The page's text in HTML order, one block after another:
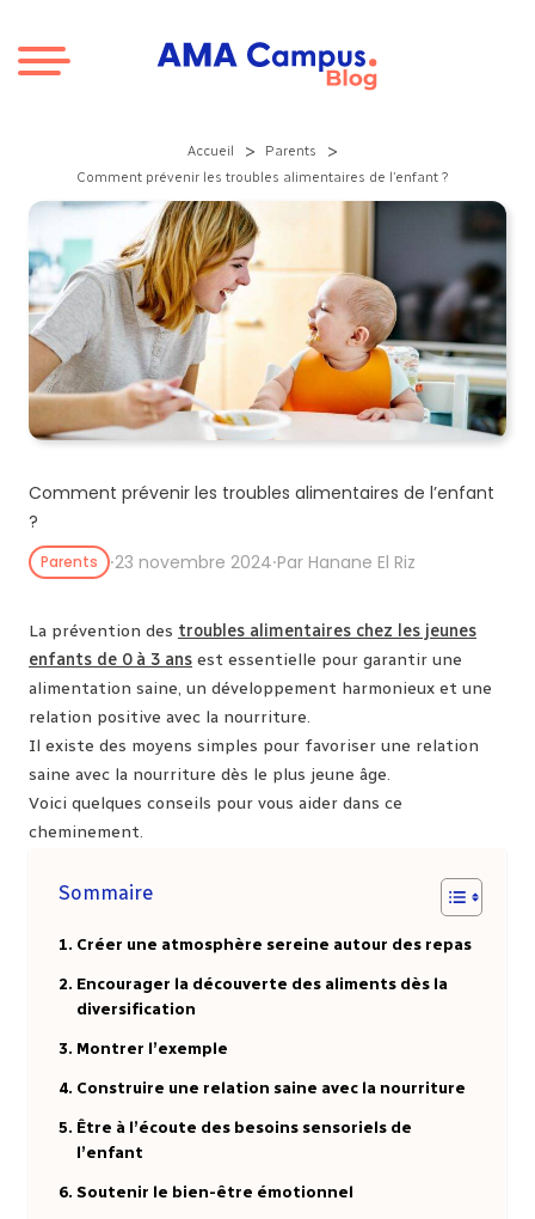
Accueil > Parents >
Comment prévenir les troubles alimentaires de l’enfant ?
Comment prévenir les troubles alimentaires de l’enfant
?
Parents ⸱23 novembre 2024⸱Par Hanane El Riz
La prévention des troubles alimentaires chez les jeunes
enfants de 0 à 3 ans est essentielle pour garantir une
alimentation saine, un développement harmonieux et une
relation positive avec la nourriture.
Il existe des moyens simples pour favoriser une relation
saine avec la nourriture dès le plus jeune âge.
Voici quelques conseils pour vous aider dans ce
cheminement.
Sommaire
Créer une atmosphère sereine autour des repas
Encourager la découverte des aliments dès la
diversification
Montrer l’exemple
Construire une relation saine avec la nourriture
Être à l’écoute des besoins sensoriels de
l’enfant
Soutenir le bien-être émotionnel